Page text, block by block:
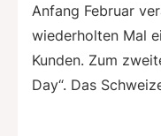
Anfang Februar
wiederholten Mal
Kunden. Zum
Day“. Das